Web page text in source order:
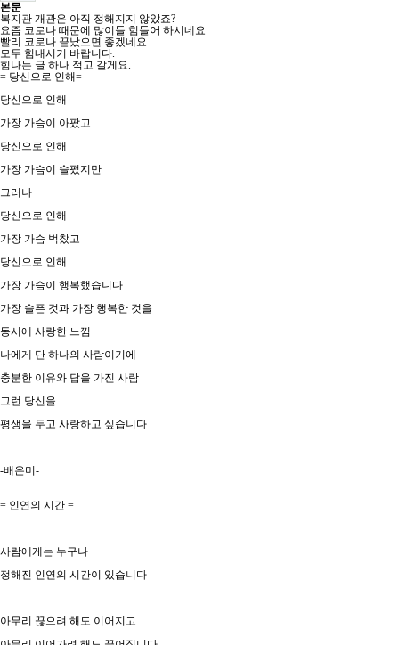
본문
복지관 개관은 아직 정해지지 않았죠?
요즘 코로나 때문에 많이들 힘들어 하시네요
빨리 코로나 끝났으면 좋겠네요.
모두 힘내시기 바랍니다.
힘나는 글 하나 적고 갈게요.
= 당신으로 인해=
​당신으로 인해
가장 가슴이 아팠고
당신으로 인해
가장 가슴이 슬펐지만
그러나
당신으로 인해
가장 가슴 벅찼고
당신으로 인해
가장 가슴이 행복했습니다
가장 슬픈 것과 가장 행복한 것을
동시에 사랑한 느낌
나에게 단 하나의 사람이기에
충분한 이유와 답을 가진 사람
그런 당신을
평생을 두고 사랑하고 싶습니다
-배은미-
= 인연의 시간 =
사람에게는 누구나
정해진 인연의 시간이 있습니다
아무리 끊으려 해도 이어지고